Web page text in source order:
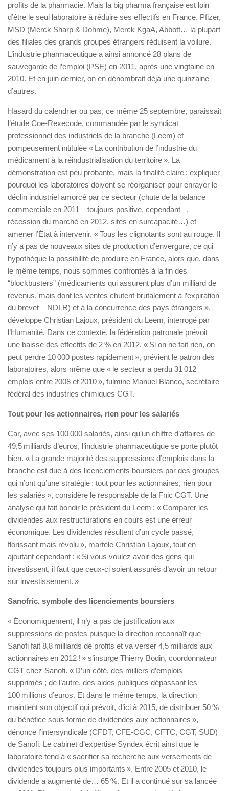
profits de la pharmacie. Mais la big pharma française est loin
d’être le seul laboratoire à réduire ses effectifs en France. Pfizer,
MSD (Merck Sharp & Dohme), Merck KgaA, Abbott… la plupart
des filiales des grands groupes étrangers réduisent la voilure.
L’industrie pharmaceutique a ainsi annoncé 28 plans de
sauvegarde de l’emploi (PSE) en 2011, après une vingtaine en
2010. Et en juin dernier, on en dénombrait déjà une quinzaine
d’autres.
Hasard du calendrier ou pas, ce même 25 septembre, paraissait
l’étude Coe-Rexecode, commandée par le syndicat
professionnel des industriels de la branche (Leem) et
pompeusement intitulée « La contribution de l’industrie du
médicament à la réindustrialisation du territoire ». La
démonstration est peu probante, mais la finalité claire : expliquer
pourquoi les laboratoires doivent se réorganiser pour enrayer le
déclin industriel amorcé par ce secteur (chute de la balance
commerciale en 2011 – toujours positive, cependant –,
récession du marché en 2012, sites en surcapacité…) et
amener l’État à intervenir. « Tous les clignotants sont au rouge. Il
n’y a pas de nouveaux sites de production d’envergure, ce qui
hypothèque la possibilité de produire en France, alors que, dans
le même temps, nous sommes confrontés à la fin des
“blockbusters” (médicaments qui assurent plus d’un milliard de
revenus, mais dont les ventes chutent brutalement à l’expiration
du brevet – NDLR) et à la concurrence des pays étrangers »,
développe Christian Lajoux, président du Leem, interrogé par
l’Humanité. Dans ce contexte, la fédération patronale prévoit
une baisse des effectifs de 2 % en 2012. « Si on ne fait rien, on
peut perdre 10 000 postes rapidement », prévient le patron des
laboratoires, alors même que « le secteur a perdu 31 012
emplois entre 2008 et 2010 », fulmine Manuel Blanco, secrétaire
fédéral des industries chimiques CGT.
Tout pour les actionnaires, rien pour les salariés
Car, avec ses 100 000 salariés, ainsi qu’un chiffre d’affaires de
49,5 milliards d’euros, l’industrie pharmaceutique se porte plutôt
bien. « La grande majorité des suppressions d’emplois dans la
branche est due à des licenciements boursiers par des groupes
qui n’ont qu’une stratégie : tout pour les actionnaires, rien pour
les salariés », considère le responsable de la Fnic CGT. Une
analyse qui fait bondir le président du Leem : « Comparer les
dividendes aux restructurations en cours est une erreur
économique. Les dividendes résultent d’un cycle passé,
florissant mais révolu », martèle Christian Lajoux, tout en
ajoutant cependant : « Si vous voulez avoir des gens qui
investissent, il faut que ceux-ci soient assurés d’avoir un retour
sur investissement. »
Sanofric, symbole des licenciements boursiers
« Économiquement, il n’y a pas de justification aux
suppressions de postes puisque la direction reconnaît que
Sanofi fait 8,8 milliards de profits et va verser 4,5 milliards aux
actionnaires en 2012 ! » s’insurge Thierry Bodin, coordonnateur
CGT chez Sanofi. « D’un côté, des milliers d’emplois
supprimés ; de l’autre, des aides publiques dépassant les
100 millions d’euros. Et dans le même temps, la direction
maintient son objectif qui prévoit, d’ici à 2015, de distribuer 50 %
du bénéfice sous forme de dividendes aux actionnaires »,
dénonce l’intersyndicale (CFDT, CFE-CGC, CFTC, CGT, SUD)
de Sanofi. Le cabinet d’expertise Syndex écrit ainsi que le
laboratoire tend à « sacrifier sa recherche aux versements de
dividendes toujours plus importants ». Entre 2005 et 2010, le
dividende a augmenté de… 65 %. Et il a continué sur sa lancée